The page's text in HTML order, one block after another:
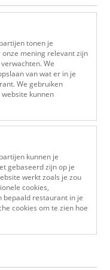
tonen je
mening relevant zijn
We
van wat er in je
We gebruiken
kunnen
kunnen je
gebaseerd zijn op je
werkt zoals je zou
cookies,
bepaald restaurant in je
cookies om te zien hoe